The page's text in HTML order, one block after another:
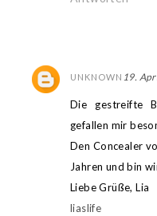
UNKNOWN 19.
Die gestreifte
gefallen mir
Den Concealer
Jahren und bin
Liebe Grüße, Lia
liaslife